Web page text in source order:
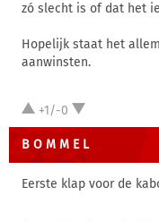
zó slecht is of dat het
Hopelijk staat het
aanwinsten.
+1/-0
B O M M E L
Eerste klap voor de